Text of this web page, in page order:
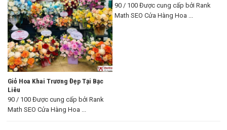
Giỏ Hoa Khai Trương Đẹp Tại Bạc
Liêu
90 / 100 Được cung cấp bởi Rank
Math SEO Cửa Hàng Hoa ...
90 / 100 Được cung cấp bởi Rank
Math SEO Cửa Hàng Hoa ...